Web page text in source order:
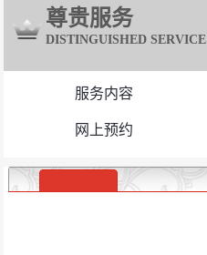
尊贵服务
DISTINGUISHED SERVICE
服务内容
网上预约